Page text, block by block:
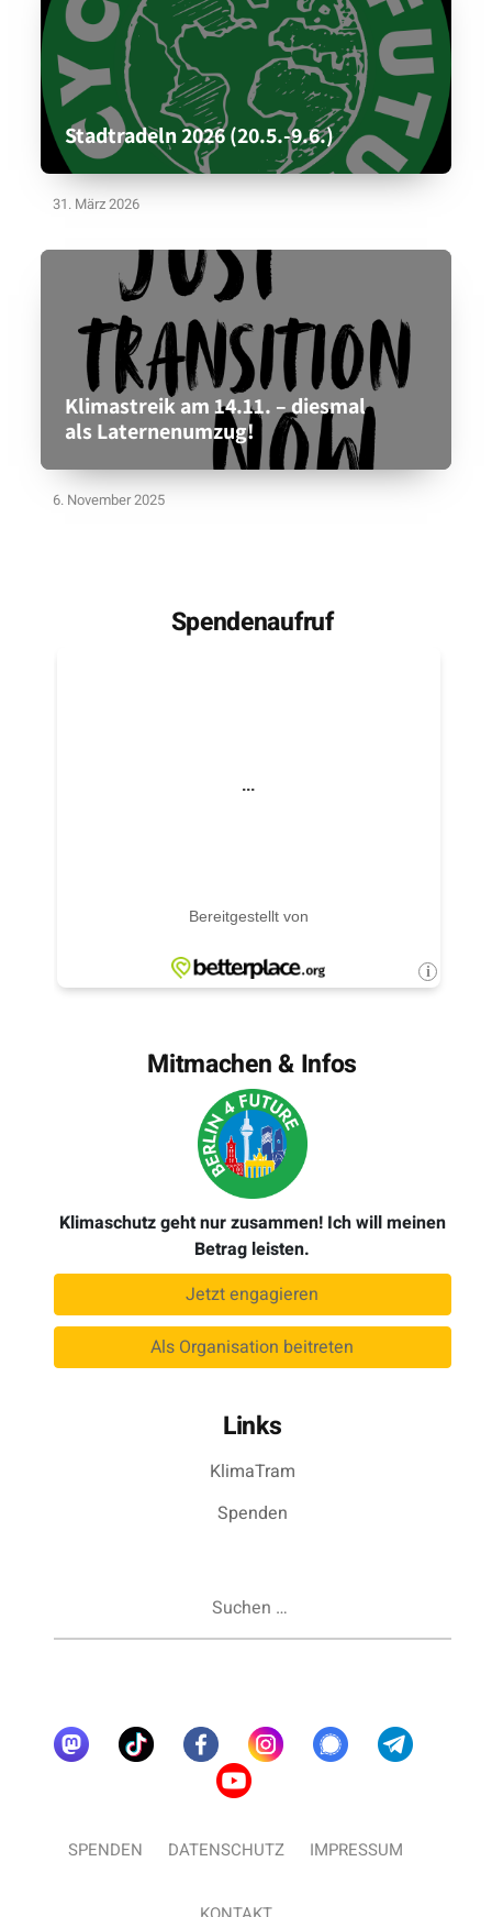
Stadtradeln 2026 (20.5.-9.6.)
31. März 2026
Klimastreik am 14.11. – diesmal
als Laternenumzug!
6. November 2025
Spendenaufruf
Mitmachen & Infos
Klimaschutz geht nur zusammen! Ich will meinen
Betrag leisten.
Jetzt engagieren
Als Organisation beitreten
Links
KlimaTram
Spenden
SPENDEN DATENSCHUTZ IMPRESSUM